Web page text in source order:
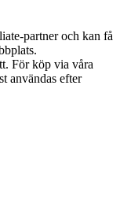
partner och kan få
För köp via våra
användas efter